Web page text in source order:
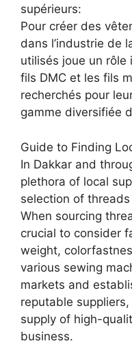
supérieurs:
Pour créer des
dans l’industrie de
utilisés joue un
fils DMC et les fils
recherchés pour
gamme diversifiée
Guide to Finding
In Dakkar and
plethora of local
selection of
When sourcing
crucial to consider
weight,
various sewing
markets and
reputable
supply of high-
business.